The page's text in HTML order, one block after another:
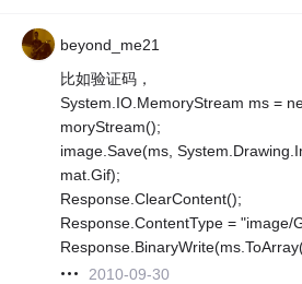
beyond_me21
比如验证码，
System.IO.MemoryStream ms =
moryStream();
image.Save(ms,
mat.Gif);
Response.ClearContent();
Response.ContentType = "image/
2010-09-30